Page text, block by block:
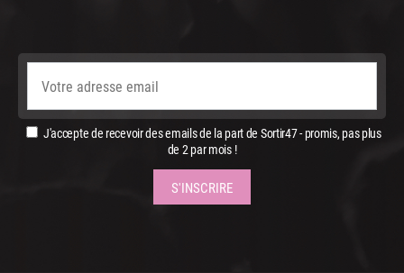
J'accepte de recevoir des emails de la part de Sortir47 - promis, pas plus
de 2 par mois !